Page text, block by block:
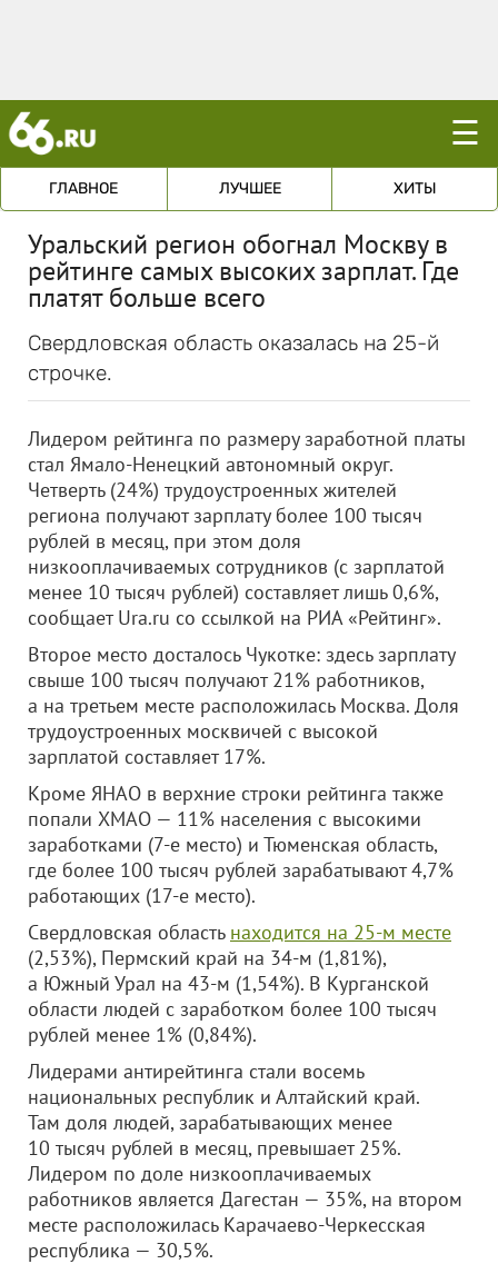
☰
ГЛАВНОЕ ЛУЧШЕЕ ХИТЫ
Уральский регион обогнал Москву в
рейтинге самых высоких зарплат. Где
платят больше всего
Свердловская область оказалась на 25-й
строчке.
Лидером рейтинга по размеру заработной платы
стал Ямало-Ненецкий автономный округ.
Четверть (24%) трудоустроенных жителей
региона получают зарплату более 100 тысяч
рублей в месяц, при этом доля
низкооплачиваемых сотрудников (с зарплатой
менее 10 тысяч рублей) составляет лишь 0,6%,
сообщает Ura.ru со ссылкой на РИА «Рейтинг».
Второе место досталось Чукотке: здесь зарплату
свыше 100 тысяч получают 21% работников,
а на третьем месте расположилась Москва. Доля
трудоустроенных москвичей с высокой
зарплатой составляет 17%.
Кроме ЯНАО в верхние строки рейтинга также
попали ХМАО — 11% населения с высокими
заработками (7-е место) и Тюменская область,
где более 100 тысяч рублей зарабатывают 4,7%
работающих (17-е место).
Свердловская область находится на 25-м месте
(2,53%), Пермский край на 34-м (1,81%),
а Южный Урал на 43-м (1,54%). В Курганской
области людей с заработком более 100 тысяч
рублей менее 1% (0,84%).
Лидерами антирейтинга стали восемь
национальных республик и Алтайский край.
Там доля людей, зарабатывающих менее
10 тысяч рублей в месяц, превышает 25%.
Лидером по доле низкооплачиваемых
работников является Дагестан — 35%, на втором
месте расположилась Карачаево-Черкесская
республика — 30,5%.